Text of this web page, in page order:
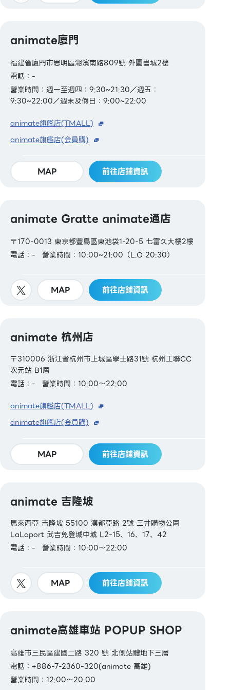
animate廈門
福建省廈門市思明區湖濱南路809號 外圖書城2樓
電話：-
營業時間：週一至週四：9:30~21:30／週五：
9:30~22:00／週末及假日：9:00~22:00
animate旗艦店(TMALL)
animate旗艦店(会員購)
MAP 前往店鋪資訊
animate Gratte animate通店
〒170-0013 東京都豐島區東池袋1-20-5 七富久大樓2樓
電話：-
營業時間：10:00~21:00（L.O 20:30）
MAP 前往店鋪資訊
animate 杭州店
〒310006 浙江省杭州市上城區學士路31號 杭州工聯CC
次元站 B1層
電話：-
營業時間：10:00～22:00
animate旗艦店(TMALL)
animate旗艦店(会員購)
MAP 前往店鋪資訊
animate 吉隆坡
馬來西亞 吉隆坡 55100 漢都亞路 2號 三井購物公園
LaLaport 武吉免登城中城 L2-15、16、17、42
電話：-
營業時間：10:00～22:00
MAP 前往店鋪資訊
animate高雄車站 POPUP SHOP
高雄市三民區建國二路 320 號 北側站體地下三層
電話：+886-7-2360-320(animate 高雄)
營業時間：12:00～20:00